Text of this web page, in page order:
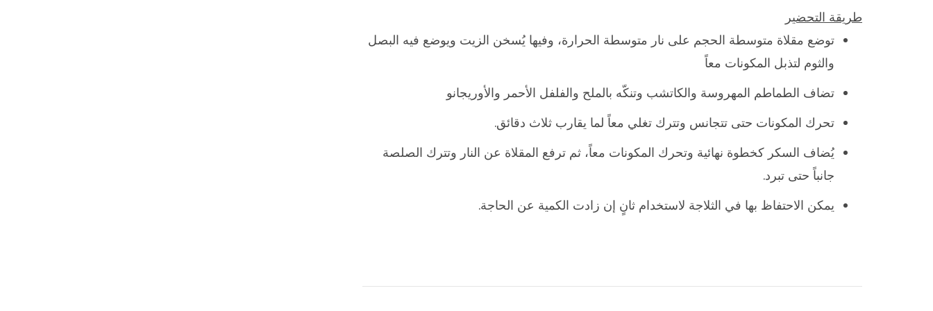
طريقة التحضير
توضع مقلاة متوسطة الحجم على نار متوسطة الحرارة، وفيها يُسخن الزيت ويوضع فيه البصل
والثوم لتذبل المكونات معاً
تضاف الطماطم المهروسة والكاتشب وتنكّه بالملح والفلفل الأحمر والأوريجانو
تحرك المكونات حتى تتجانس وتترك تغلي معاً لما يقارب ثلاث دقائق.
يُضاف السكر كخطوة نهائية وتحرك المكونات معاً، ثم ترفع المقلاة عن النار وتترك الصلصة
جانباً حتى تبرد.
يمكن الاحتفاظ بها في الثلاجة لاستخدام ثانٍ إن زادت الكمية عن الحاجة.